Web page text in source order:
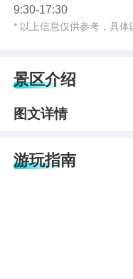
9:30-17:30
* 以上信息仅供参考，具
景区介绍
图文详情
游玩指南